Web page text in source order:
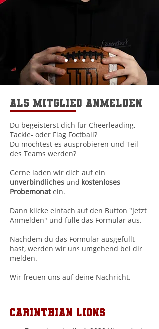
Als mitglied Anmelden
Du begeisterst dich für Cheerleading,
Tackle- oder Flag Football?
Du möchtest es ausprobieren und Teil
des Teams werden?
Gerne laden wir dich auf ein
unverbindliches und kostenloses
Probemonatein.
Dann klicke einfach auf den Button "Jetzt
Anmelden" und fülle das Formular aus.
Nachdem du das Formular ausgefüllt
hast, werden wir uns umgehend bei dir
melden.
Wir freuen uns auf deine Nachricht.
Carinthian Lions